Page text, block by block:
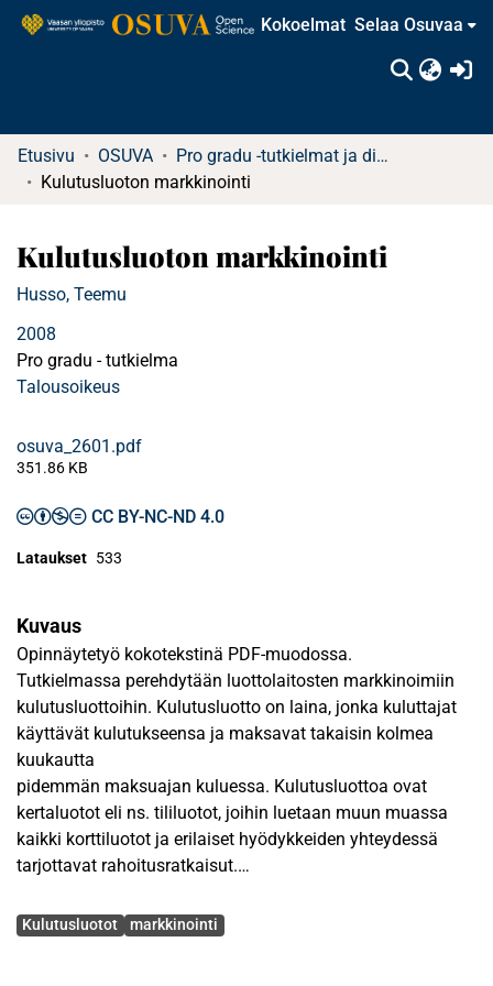
Kokoelmat Selaa Osuvaa
Etusivu OSUVA
Pro gradu -tutkielmat ja diplomityöt
Kulutusluoton markkinointi
Kulutusluoton markkinointi
Husso, Teemu
2008
Pro gradu - tutkielma
Talousoikeus
osuva_2601.pdf
351.86 KB
CC BY-NC-ND 4.0
Lataukset 533
Kuvaus
Opinnäytetyö kokotekstinä PDF-muodossa.
Tutkielmassa perehdytään luottolaitosten markkinoimiin
kulutusluottoihin. Kulutusluotto on laina, jonka kuluttajat
käyttävät kulutukseensa ja maksavat takaisin kolmea
kuukautta
pidemmän maksuajan kuluessa. Kulutusluottoa ovat
kertaluotot eli ns. tililuotot, joihin luetaan muun muassa
kaikki korttiluotot ja erilaiset hyödykkeiden yhteydessä
tarjottavat rahoitusratkaisut.
Tärkeimmät kulutusluottoja koskevat
Avainsanat
Kulutusluotot markkinointi